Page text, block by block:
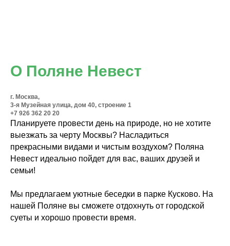
О Поляне Невест
г. Москва,
3-я Музейная улица, дом 40, строение 1
+7 926 362 20 20
Планируете провести день на природе, но не хотите
выезжать за черту Москвы? Насладиться
прекрасными видами и чистым воздухом? Поляна
Невест идеально пойдет для вас, ваших друзей и
семьи!
Мы предлагаем уютные беседки в парке Кусково. На
нашей Поляне вы сможете отдохнуть от городской
суеты и хорошо провести время.